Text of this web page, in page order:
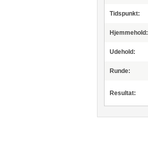
Tidspunkt:
Hjemmehold:
Udehold:
Runde:
Resultat: